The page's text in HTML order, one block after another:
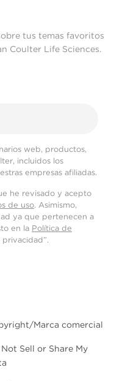
tus temas favoritos
Coulter Life Sciences.
web, productos,
incluidos los
empresas afiliadas.
he revisado y acepto
de uso. Asimismo,
ya que pertenecen a
en la Política de
privacidad”.
Marca comercial
Not Sell or Share My